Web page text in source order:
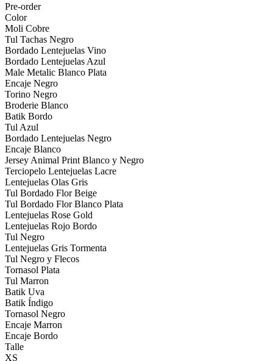
Pre-order
Color
Moli Cobre
Tul Tachas Negro
Bordado Lentejuelas Vino
Bordado Lentejuelas Azul
Male Metalic Blanco Plata
Encaje Negro
Torino Negro
Broderie Blanco
Batik Bordo
Tul Azul
Bordado Lentejuelas Negro
Encaje Blanco
Jersey Animal Print Blanco y Negro
Terciopelo Lentejuelas Lacre
Lentejuelas Olas Gris
Tul Bordado Flor Beige
Tul Bordado Flor Blanco Plata
Lentejuelas Rose Gold
Lentejuelas Rojo Bordo
Tul Negro
Lentejuelas Gris Tormenta
Tul Negro y Flecos
Tornasol Plata
Tul Marron
Batik Uva
Batik Índigo
Tornasol Negro
Encaje Marron
Encaje Bordo
Talle
XS